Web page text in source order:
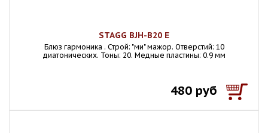
STAGG BJH-B20 E
Блюз гармоника . Строй: "ми" мажор. Отверстий: 10
диатонических. Тоны: 20. Медные пластины: 0.9 мм
480 руб